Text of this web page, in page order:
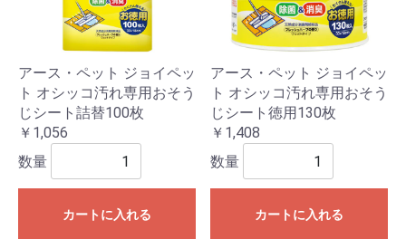
アース・ペット ジョイペッ
ト オシッコ汚れ専用おそう
じシート詰替100枚
￥1,056
数量
カートに入れる
アース・ペット ジョイペッ
ト オシッコ汚れ専用おそう
じシート徳用130枚
￥1,408
数量
カートに入れる